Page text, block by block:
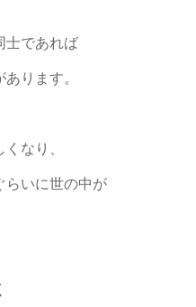
士であれば
ります。
なり、
らいに世の中が